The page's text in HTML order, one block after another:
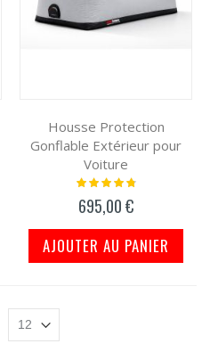
Housse Protection
Gonflable Extérieur pour
Voiture
Notation:
695,00 €
AJOUTER AU PANIER